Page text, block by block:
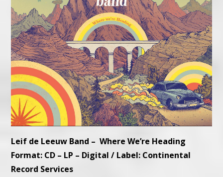
Leif de Leeuw Band – Where We’re Heading
Format: CD – LP – Digital / Label: Continental
Record Services